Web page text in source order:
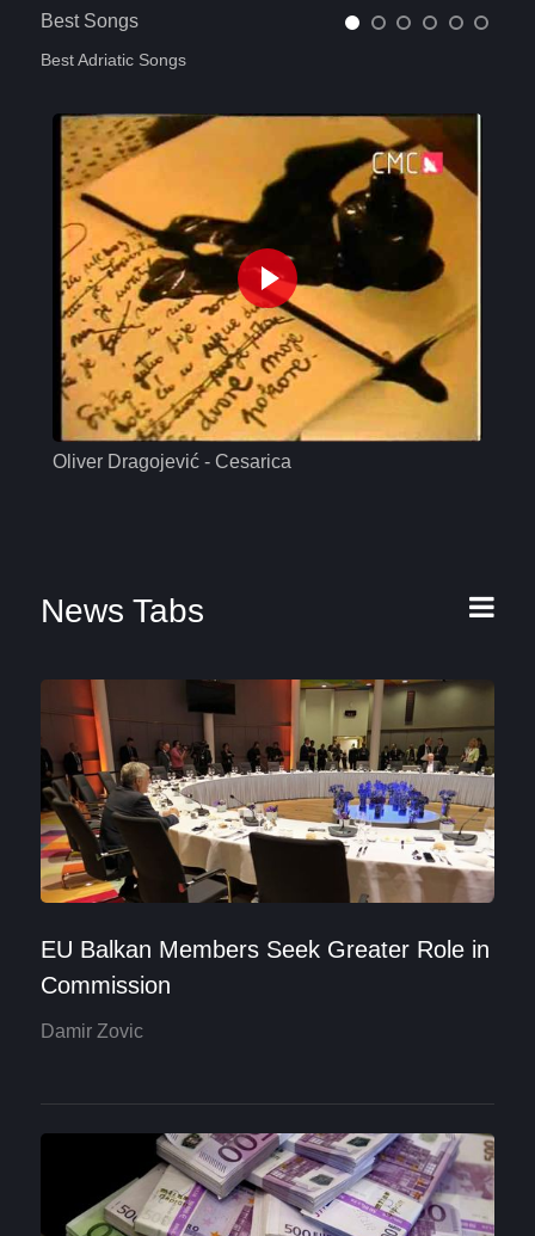
Best Songs
Best Adriatic Songs
Oliver Dragojević - Cesarica
News Tabs
EU Balkan Members Seek Greater Role in
Commission
Damir Zovic